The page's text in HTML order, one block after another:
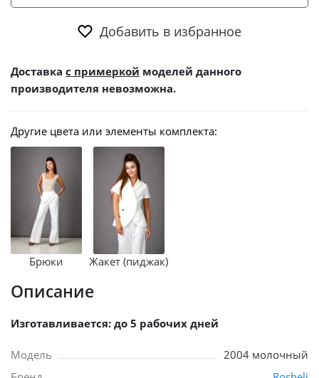
Добавить в избранное
Доставка с примеркой моделей данного
производителя невозможна.
Другие цвета или элементы комплекта:
Брюки Жакет (пиджак)
Описание
Изготавливается: до 5 рабочих дней
Модель
2004 молочный